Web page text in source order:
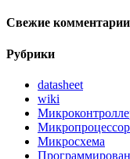
Свежие комментарии
Рубрики
datasheet
wiki
Микросхема